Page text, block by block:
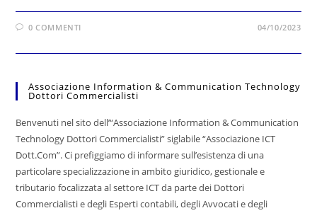
0 COMMENTI 04/10/2023
Associazione Information & Communication Technology
Dottori Commercialisti
Benvenuti nel sito dell’“Associazione Information & Communication
Technology Dottori Commercialisti” siglabile “Associazione ICT
Dott.Com”. Ci prefiggiamo di informare sull’esistenza di una
particolare specializzazione in ambito giuridico, gestionale e
tributario focalizzata al settore ICT da parte dei Dottori
Commercialisti e degli Esperti contabili, degli Avvocati e degli